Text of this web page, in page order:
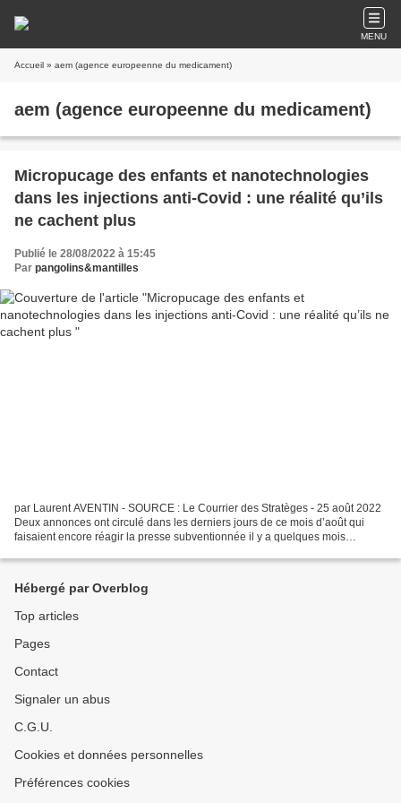
MENU
Accueil » aem (agence europeenne du medicament)
aem (agence europeenne du medicament)
Micropucage des enfants et nanotechnologies
dans les injections anti-Covid : une réalité qu’ils
ne cachent plus
Publié le 28/08/2022 à 15:45
Par pangolins&mantilles
par Laurent AVENTIN - SOURCE : Le Courrier des Stratèges - 25 août 2022
Deux annonces ont circulé dans les derniers jours de ce mois d’août qui
faisaient encore réagir la presse subventionnée il y a quelques mois
Hébergé par Overblog
Top articles
Pages
Contact
Signaler un abus
C.G.U.
Cookies et données personnelles
Préférences cookies